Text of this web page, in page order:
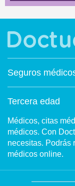
Seguros
Tercera edad
Médicos, citas
médicos. Con
necesitas. Podrás
médicos online.